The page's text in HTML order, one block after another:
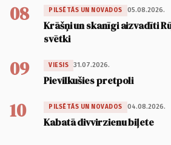
08 PILSĒTĀS UN NOVADOS 05.08.2026.
Krāšņi un skanīgi aizvadīti
svētki
09 VIESIS 31.07.2026.
Pievilkušies pretpoli
10 PILSĒTĀS UN NOVADOS 04.08.2026.
Kabatā divvirzienu biļete